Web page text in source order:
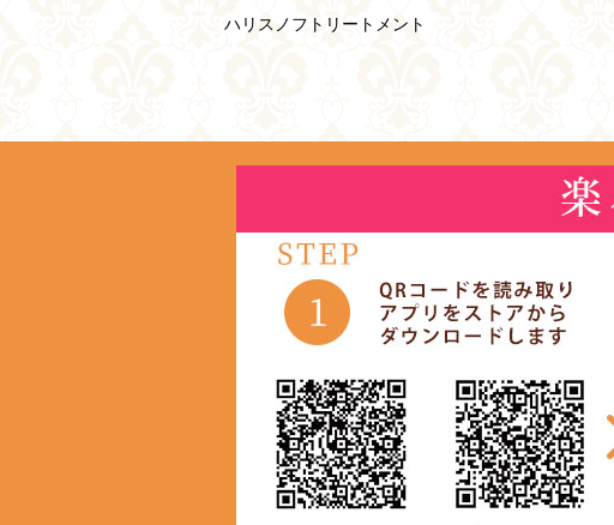
ハリスノフトリートメント